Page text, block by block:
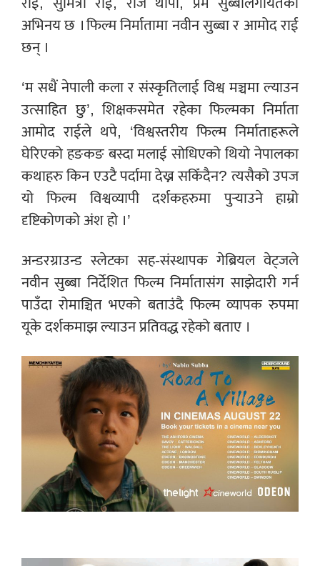
अभिनय छ । फिल्म निर्मातामा नवीन सुब्बा र आमोद राई
छन् ।
‘म सधैं नेपाली कला र संस्कृतिलाई विश्व मञ्चमा ल्याउन
उत्साहित छु’, शिक्षकसमेत रहेका फिल्मका निर्माता
आमोद राईले थपे, ‘विश्वस्तरीय फिल्म निर्माताहरूले
घेरिएको हङकङ बस्दा मलाई सोधिएको थियो नेपालका
कथाहरु किन एउटै पर्दामा देख्न सकिँदैन? त्यसैको उपज
यो फिल्म विश्वव्यापी दर्शकहरुमा पुर्‍याउने हाम्रो
दृष्टिकोणको अंश हो ।’
अन्डरग्राउन्ड स्लेटका सह-संस्थापक गेब्रियल वेट्जले
नवीन सुब्बा निर्देशित फिल्म निर्मातासंग साझेदारी गर्न
पाउँदा रोमाञ्चित भएको बताउंदै फिल्म व्यापक रुपमा
यूके दर्शकमाझ ल्याउन प्रतिवद्ध रहेको बताए ।